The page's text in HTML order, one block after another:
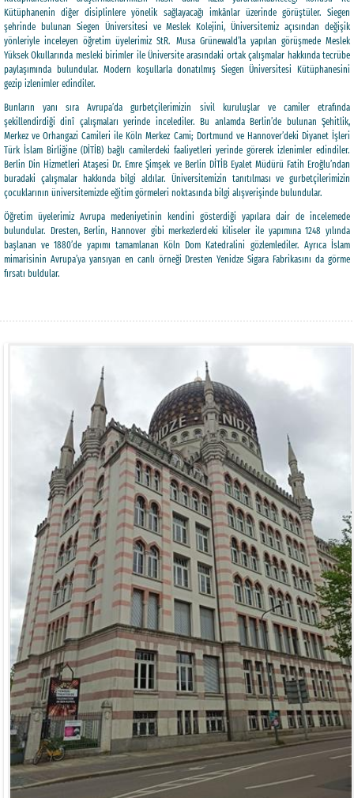
Kütüphanenin diğer disiplinlere yönelik sağlayacağı imkânlar üzerinde görüştüler. Siegen
şehrinde bulunan Siegen Üniversitesi ve Meslek Kolejini, Üniversitemiz açısından değişik
yönleriyle inceleyen öğretim üyelerimiz StR. Musa Grünewald’la yapılan görüşmede Meslek
Yüksek Okullarında mesleki birimler ile Üniversite arasındaki ortak çalışmalar hakkında tecrübe
paylaşımında bulundular. Modern koşullarla donatılmış Siegen Üniversitesi Kütüphanesini
gezip izlenimler edindiler.
Bunların yanı sıra Avrupa’da gurbetçilerimizin sivil kuruluşlar ve camiler etrafında
şekillendirdiği dinî çalışmaları yerinde incelediler. Bu anlamda Berlin’de bulunan Şehitlik,
Merkez ve Orhangazi Camileri ile Köln Merkez Cami; Dortmund ve Hannover’deki Diyanet İşleri
Türk İslam Birliğine (DİTİB) bağlı camilerdeki faaliyetleri yerinde görerek izlenimler edindiler.
Berlin Din Hizmetleri Ataşesi Dr. Emre Şimşek ve Berlin DİTİB Eyalet Müdürü Fatih Eroğlu’ndan
buradaki çalışmalar hakkında bilgi aldılar. Üniversitemizin tanıtılması ve gurbetçilerimizin
çocuklarının üniversitemizde eğitim görmeleri noktasında bilgi alışverişinde bulundular.
Öğretim üyelerimiz Avrupa medeniyetinin kendini gösterdiği yapılara dair de incelemede
bulundular. Dresten, Berlin, Hannover gibi merkezlerdeki kiliseler ile yapımına 1248 yılında
başlanan ve 1880’de yapımı tamamlanan Köln Dom Katedralini gözlemlediler. Ayrıca İslam
mimarisinin Avrupa’ya yansıyan en canlı örneği Dresten Yenidze Sigara Fabrikasını da görme
fırsatı buldular.